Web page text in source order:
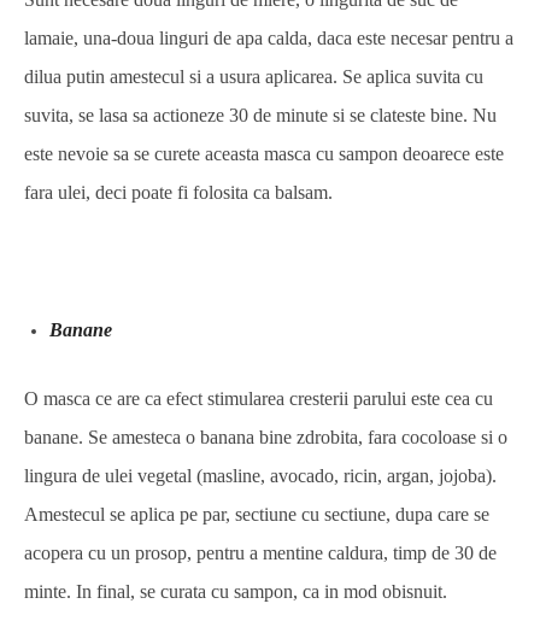
lamaie, una-doua linguri de apa calda, daca este necesar pentru a
dilua putin amestecul si a usura aplicarea. Se aplica suvita cu
suvita, se lasa sa actioneze 30 de minute si se clateste bine. Nu
este nevoie sa se curete aceasta masca cu sampon deoarece este
fara ulei, deci poate fi folosita ca balsam.
Banane
O masca ce are ca efect stimularea cresterii parului este cea cu
banane. Se amesteca o banana bine zdrobita, fara cocoloase si o
lingura de ulei vegetal (masline, avocado, ricin, argan, jojoba).
Amestecul se aplica pe par, sectiune cu sectiune, dupa care se
acopera cu un prosop, pentru a mentine caldura, timp de 30 de
minte. In final, se curata cu sampon, ca in mod obisnuit.